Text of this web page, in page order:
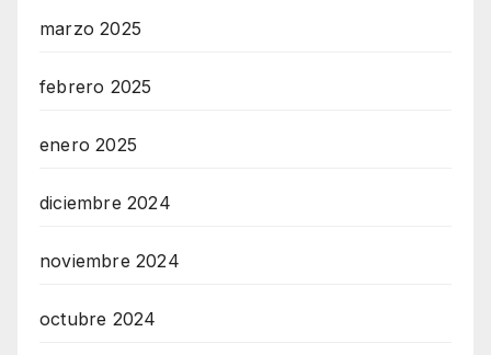
marzo 2025
febrero 2025
enero 2025
diciembre 2024
noviembre 2024
octubre 2024